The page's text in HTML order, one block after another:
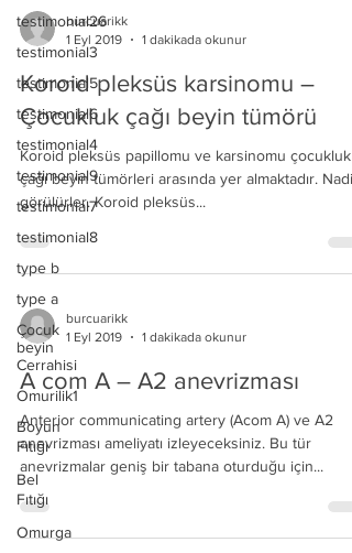
testimonial26
testimonial3
testimonial5
testimonial6
testimonial4
testimonial9
testimonial7
testimonial8
type b
type a
Çocuk
beyin
Cerrahisi
Omurilik1
Boyun
Fıtığı
Bel
Fıtığı
Omurga
burcuarikk
1 Eyl 2019
1 dakikada okunur
Koroid pleksüs karsinomu –
Çocukluk çağı beyin tümörü
Koroid pleksüs papillomu ve karsinomu çocukluk
çağı beyin tümörleri arasında yer almaktadır. Nadir
görülürler. Koroid pleksüs...
burcuarikk
1 Eyl 2019
1 dakikada okunur
A com A – A2 anevrizması
Anterior communicating artery (Acom A) ve A2
anevrizması ameliyatı izleyeceksiniz. Bu tür
anevrizmalar geniş bir tabana oturduğu için...